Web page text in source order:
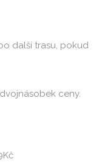
další trasu, pokud
ceny.